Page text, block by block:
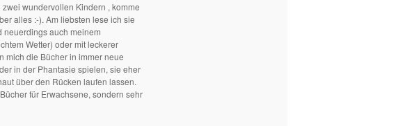
wundervollen Kindern , komme
alles :-). Am liebsten lese ich sie
neuerdings auch meinem
Wetter) oder mit leckerer
mich die Bücher in immer neue
in der Phantasie spielen, sie eher
über den Rücken laufen lassen.
für Erwachsene, sondern sehr